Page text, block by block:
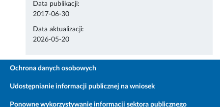
Data publikacji:
2017-06-30
Data aktualizacji:
2026-05-20
Ochrona danych osobowych
Udostępnianie informacji publicznej na wniosek
Ponowne wykorzystywanie informacji sektora publicznego